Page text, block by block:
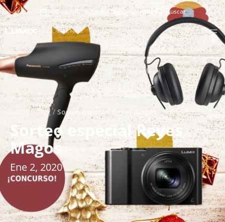
eShop Acceso a MyPanasonic
Home/Blog/ Sorteo especial Reyes Magos
Sorteo especial Reyes
Magos
Ene 2, 2020